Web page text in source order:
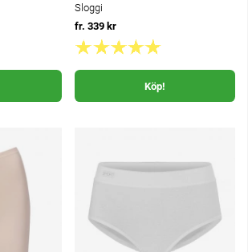
Sloggi
fr. 339 kr
Köp!